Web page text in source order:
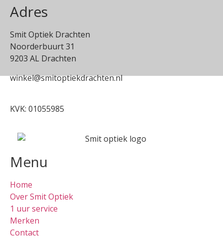
Adres
Smit Optiek Drachten
Noorderbuurt 31
9203 AL Drachten
winkel@smitoptiekdrachten.nl
KVK: 01055985
Menu
Home
Over Smit Optiek
1 uur service
Merken
Contact